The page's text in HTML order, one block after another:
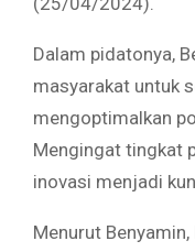
Dalam pidatonya,
masyarakat untuk
mengoptimalkan
Mengingat tingkat
inovasi menjadi
Menurut